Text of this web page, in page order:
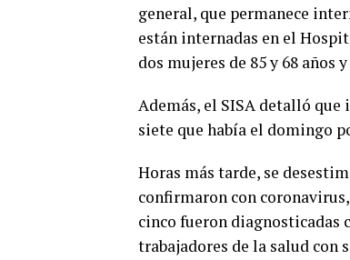
general, que permanece
están internadas en el
dos mujeres de 85 y 68 años
Además, el SISA detalló que
siete que había el domingo
Horas más tarde, se
confirmaron con
cinco fueron diagnosticadas
trabajadores de la salud